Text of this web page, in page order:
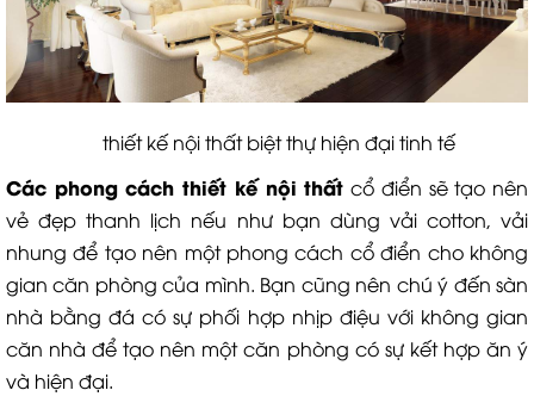
thiết kế nội thất biệt thự hiện đại tinh tế
Các phong cách thiết kế nội thất cổ điển sẽ tạo nên
vẻ đẹp thanh lịch nếu như bạn dùng vải cotton, vải
nhung để tạo nên một phong cách cổ điển cho không
gian căn phòng của mình. Bạn cũng nên chú ý đến sàn
nhà bằng đá có sự phối hợp nhịp điệu với không gian
căn nhà để tạo nên một căn phòng có sự kết hợp ăn ý
và hiện đại.